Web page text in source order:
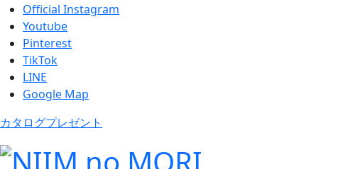
Official Instagram
Youtube
Pinterest
TikTok
LINE
Google Map
カタログプレゼント